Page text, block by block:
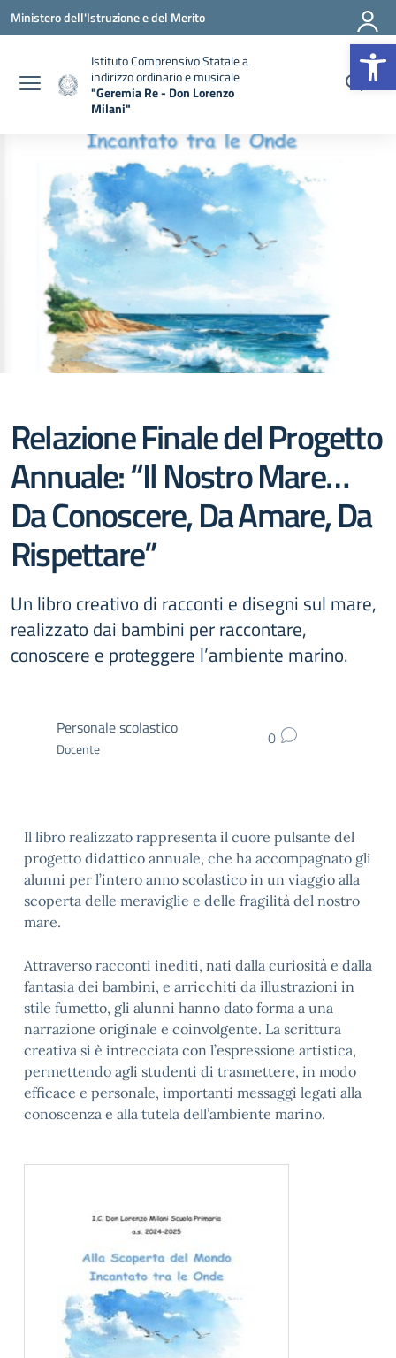
Vai ai contenuti
Vai al menu di navigazione
Vai al footer
Ministero dell'Istruzione e del Merito
Istituto Comprensivo Statale a
indirizzo ordinario e musicale
"Geremia Re - Don Lorenzo
Milani"
Relazione Finale del Progetto
Annuale: “Il Nostro Mare…
Da Conoscere, Da Amare, Da
Rispettare”
Un libro creativo di racconti e disegni sul mare,
realizzato dai bambini per raccontare,
conoscere e proteggere l’ambiente marino.
Personale scolastico
Docente 0
Il libro realizzato rappresenta il cuore pulsante del
progetto didattico annuale, che ha accompagnato gli
alunni per l’intero anno scolastico in un viaggio alla
scoperta delle meraviglie e delle fragilità del nostro
mare.
Attraverso racconti inediti, nati dalla curiosità e dalla
fantasia dei bambini, e arricchiti da illustrazioni in
stile fumetto, gli alunni hanno dato forma a una
narrazione originale e coinvolgente. La scrittura
creativa si è intrecciata con l’espressione artistica,
permettendo agli studenti di trasmettere, in modo
efficace e personale, importanti messaggi legati alla
conoscenza e alla tutela dell’ambiente marino.